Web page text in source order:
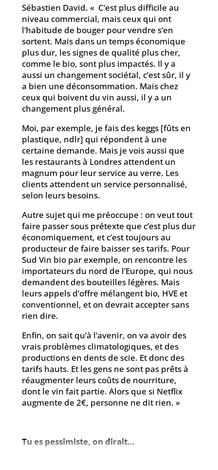
Sébastien David. « C’est plus difficile au
niveau commercial, mais ceux qui ont
l’habitude de bouger pour vendre s’en
sortent. Mais dans un temps économique
plus dur, les signes de qualité plus cher,
comme le bio, sont plus impactés. Il y a
aussi un changement sociétal, c’est sûr, il y
a bien une déconsommation. Mais chez
ceux qui boivent du vin aussi, il y a un
changement plus général.
Moi, par exemple, je fais des keggs [fûts en
plastique, ndlr] qui répondent à une
certaine demande. Mais je vois aussi que
les restaurants à Londres attendent un
magnum pour leur service au verre. Les
clients attendent un service personnalisé,
selon leurs besoins.
Autre sujet qui me préoccupe : on veut tout
faire passer sous prétexte que c’est plus dur
économiquement, et c’est toujours au
producteur de faire baisser ses tarifs. Pour
Sud Vin bio par exemple, on rencontre les
importateurs du nord de l’Europe, qui nous
demandent des bouteilles légères. Mais
leurs appels d’offre mélangent bio, HVE et
conventionnel, et on devrait accepter sans
rien dire.
Enfin, on sait qu’à l’avenir, on va avoir des
vrais problèmes climatologiques, et des
productions en dents de scie. Et donc des
tarifs hauts. Et les gens ne sont pas prêts à
réaugmenter leurs coûts de nourriture,
dont le vin fait partie. Alors que si Netflix
augmente de 2€, personne ne dit rien. »
Tu es pessimiste, on dirait…